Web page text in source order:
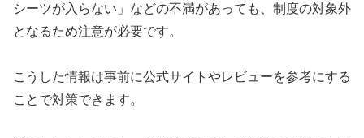
シーツが入らない」などの不満があっても、制度の対象外
となるため注意が必要です。
こうした情報は事前に公式サイトやレビューを参考にする
ことで対策できます。